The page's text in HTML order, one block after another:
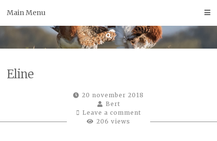
Main Menu
Eline
20 november 2018
Bert
Leave a comment
206 views